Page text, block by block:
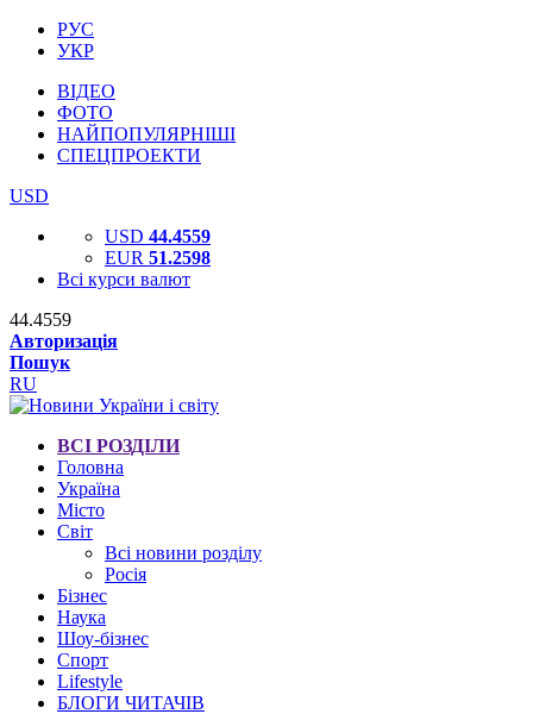
РУС
УКР
ВІДЕО
ФОТО
НАЙПОПУЛЯРНІШІ
СПЕЦПРОЕКТИ
USD
USD 44.4559
EUR 51.2598
Всі курси валют
44.4559
Авторизація
Пошук
RU
ВСІ РОЗДІЛИ
Головна
Україна
Місто
Світ
Всі новини розділу
Росія
Бізнес
Наука
Шоу-бізнес
Спорт
Lifestyle
БЛОГИ ЧИТАЧІВ